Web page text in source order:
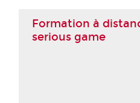
Formation à
serious game